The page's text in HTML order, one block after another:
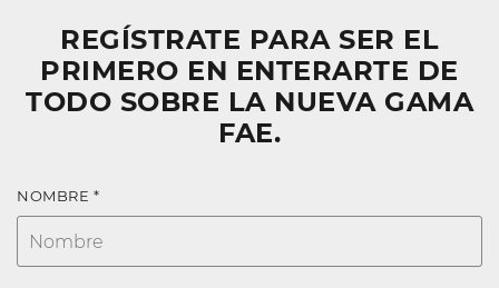
REGÍSTRATE PARA SER EL
PRIMERO EN ENTERARTE DE
TODO SOBRE LA NUEVA GAMA
FAE.
NOMBRE *